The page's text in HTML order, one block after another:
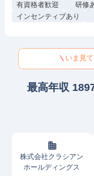
有資格者歓迎
研修
インセンティブあり
いま見
最高年収
株式会社クラシアン
ホールディングス